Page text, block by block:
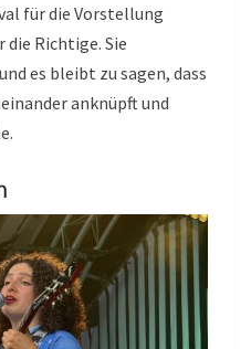
für die Vorstellung
die Richtige. Sie
es bleibt zu sagen, dass
anknüpft und